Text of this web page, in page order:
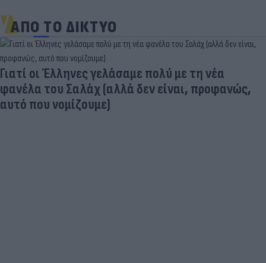
ΑΠΟ ΤΟ ΔΙΚΤΥΟ
Γιατί οι Έλληνες γελάσαμε πολύ με τη νέα
φανέλα του Σαλάχ (αλλά δεν είναι, προφανώς,
αυτό που νομίζουμε)